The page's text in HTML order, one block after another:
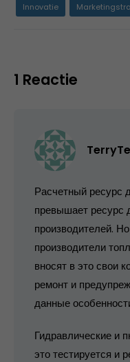
Innovatie
1 Reactie
Расчетный ресурс
превышает ресурс
производителей.
производители
вносят в это свои
ремонт и
данные
Гидравлические и
это тестируется и